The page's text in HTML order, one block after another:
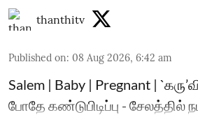
thanthitv
Published on: 08 Aug 2026, 6:42 am
Salem | Baby | Pregnant |
போதே கண்டுபிடிப்பு - சேலத்தில்